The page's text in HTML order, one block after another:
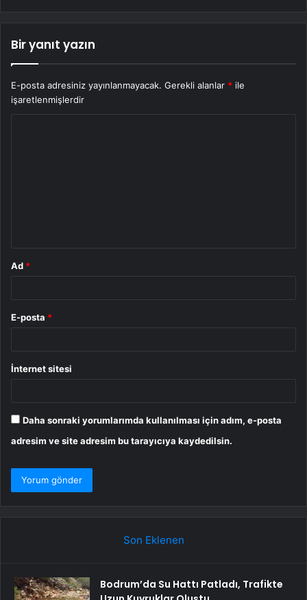
Bir yanıt yazın
E-posta adresiniz yayınlanmayacak. Gerekli alanlar * ile
işaretlenmişlerdir
Ad *
E-posta *
İnternet sitesi
Daha sonraki yorumlarımda kullanılması için adım, e-posta
adresim ve site adresim bu tarayıcıya kaydedilsin.
Son Eklenen
Bodrum’da Su Hattı Patladı, Trafikte